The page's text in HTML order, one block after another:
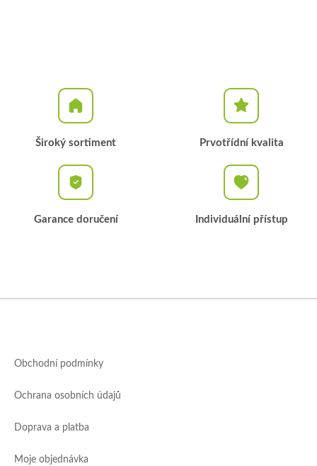
Široký sortiment Prvotřídní kvalita
Garance doručení Individuální přístup
Obchodní podmínky
Ochrana osobních údajů
Doprava a platba
Moje objednávka